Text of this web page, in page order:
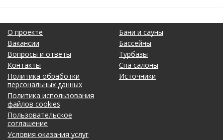
О проекте
Вакансии
Вопросы и ответы
Контакты
Политика обработки
персональных данных
Политика использования
файлов cookies
Пользовательское
соглашение
Условия оказания услуг
Бани и сауны
Бассейны
Турбазы
Спа салоны
Источники